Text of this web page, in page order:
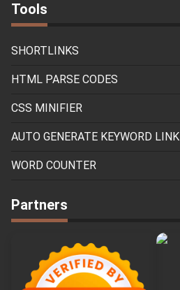
Tools
SHORTLINKS
HTML PARSE CODES
CSS MINIFIER
AUTO GENERATE KEYWORD LINK
WORD COUNTER
Partners